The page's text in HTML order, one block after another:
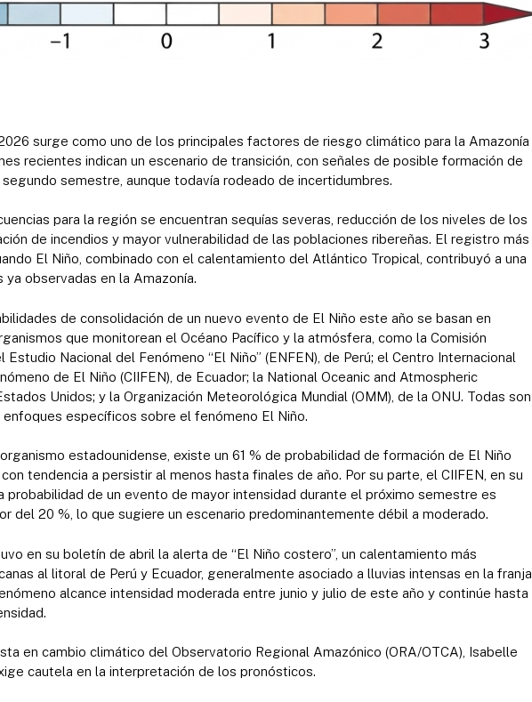
surge como uno de los principales factores de riesgo climático para la Amazonía
recientes indican un escenario de transición, con señales de posible formación de
semestre, aunque todavía rodeado de incertidumbres.
para la región se encuentran sequías severas, reducción de los niveles de los
de incendios y mayor vulnerabilidad de las poblaciones ribereñas. El registro más
El Niño, combinado con el calentamiento del Atlántico Tropical, contribuyó a una
observadas en la Amazonía.
de consolidación de un nuevo evento de El Niño este año se basan en
que monitorean el Océano Pacífico y la atmósfera, como la Comisión
Nacional del Fenómeno “El Niño” (ENFEN), de Perú; el Centro Internacional
de El Niño (CIIFEN), de Ecuador; la National Oceanic and Atmospheric
Unidos; y la Organización Meteorológica Mundial (OMM), de la ONU. Todas son
específicos sobre el fenómeno El Niño.
estadounidense, existe un 61 % de probabilidad de formación de El Niño
tendencia a persistir al menos hasta finales de año. Por su parte, el CIIFEN, en su
probabilidad de un evento de mayor intensidad durante el próximo semestre es
del 20 %, lo que sugiere un escenario predominantemente débil a moderado.
en su boletín de abril la alerta de “El Niño costero”, un calentamiento más
al litoral de Perú y Ecuador, generalmente asociado a lluvias intensas en la franja
alcance intensidad moderada entre junio y julio de este año y continúe hasta
en cambio climático del Observatorio Regional Amazónico (ORA/OTCA), Isabelle
cautela en la interpretación de los pronósticos.